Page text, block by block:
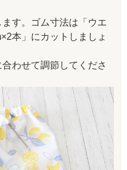
す。ゴム寸法は「ウエ
本」にカットしましょ
わせて調節してくださ